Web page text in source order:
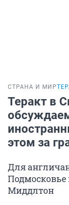
СТРАНА И МИР
Теракт в
этом за
Для
Подмосковье
Миддлтон